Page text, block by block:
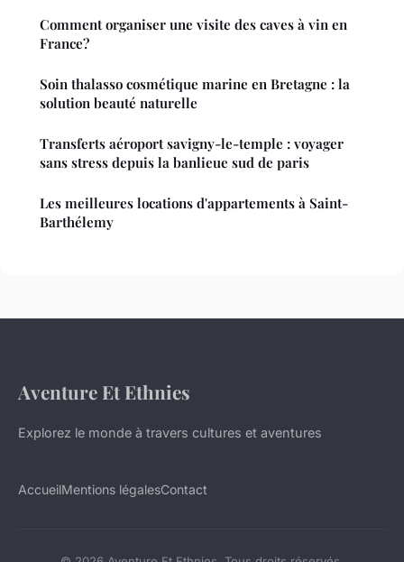
Comment organiser une visite des caves à vin en
France?
Soin thalasso cosmétique marine en Bretagne : la
solution beauté naturelle
Transferts aéroport savigny-le-temple : voyager
sans stress depuis la banlieue sud de paris
Les meilleures locations d'appartements à Saint-
Barthélemy
Aventure Et Ethnies
Explorez le monde à travers cultures et aventures
AccueilMentions légalesContact